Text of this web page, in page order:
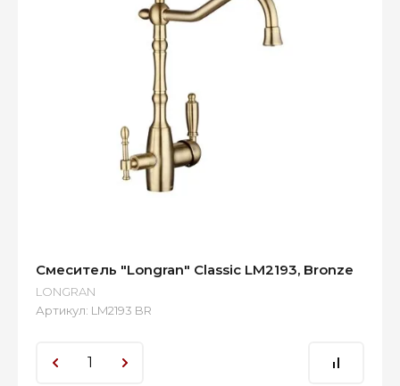
Смеситель "Longran" Classic LM2193, Bronze
LONGRAN
Артикул: LM2193 BR